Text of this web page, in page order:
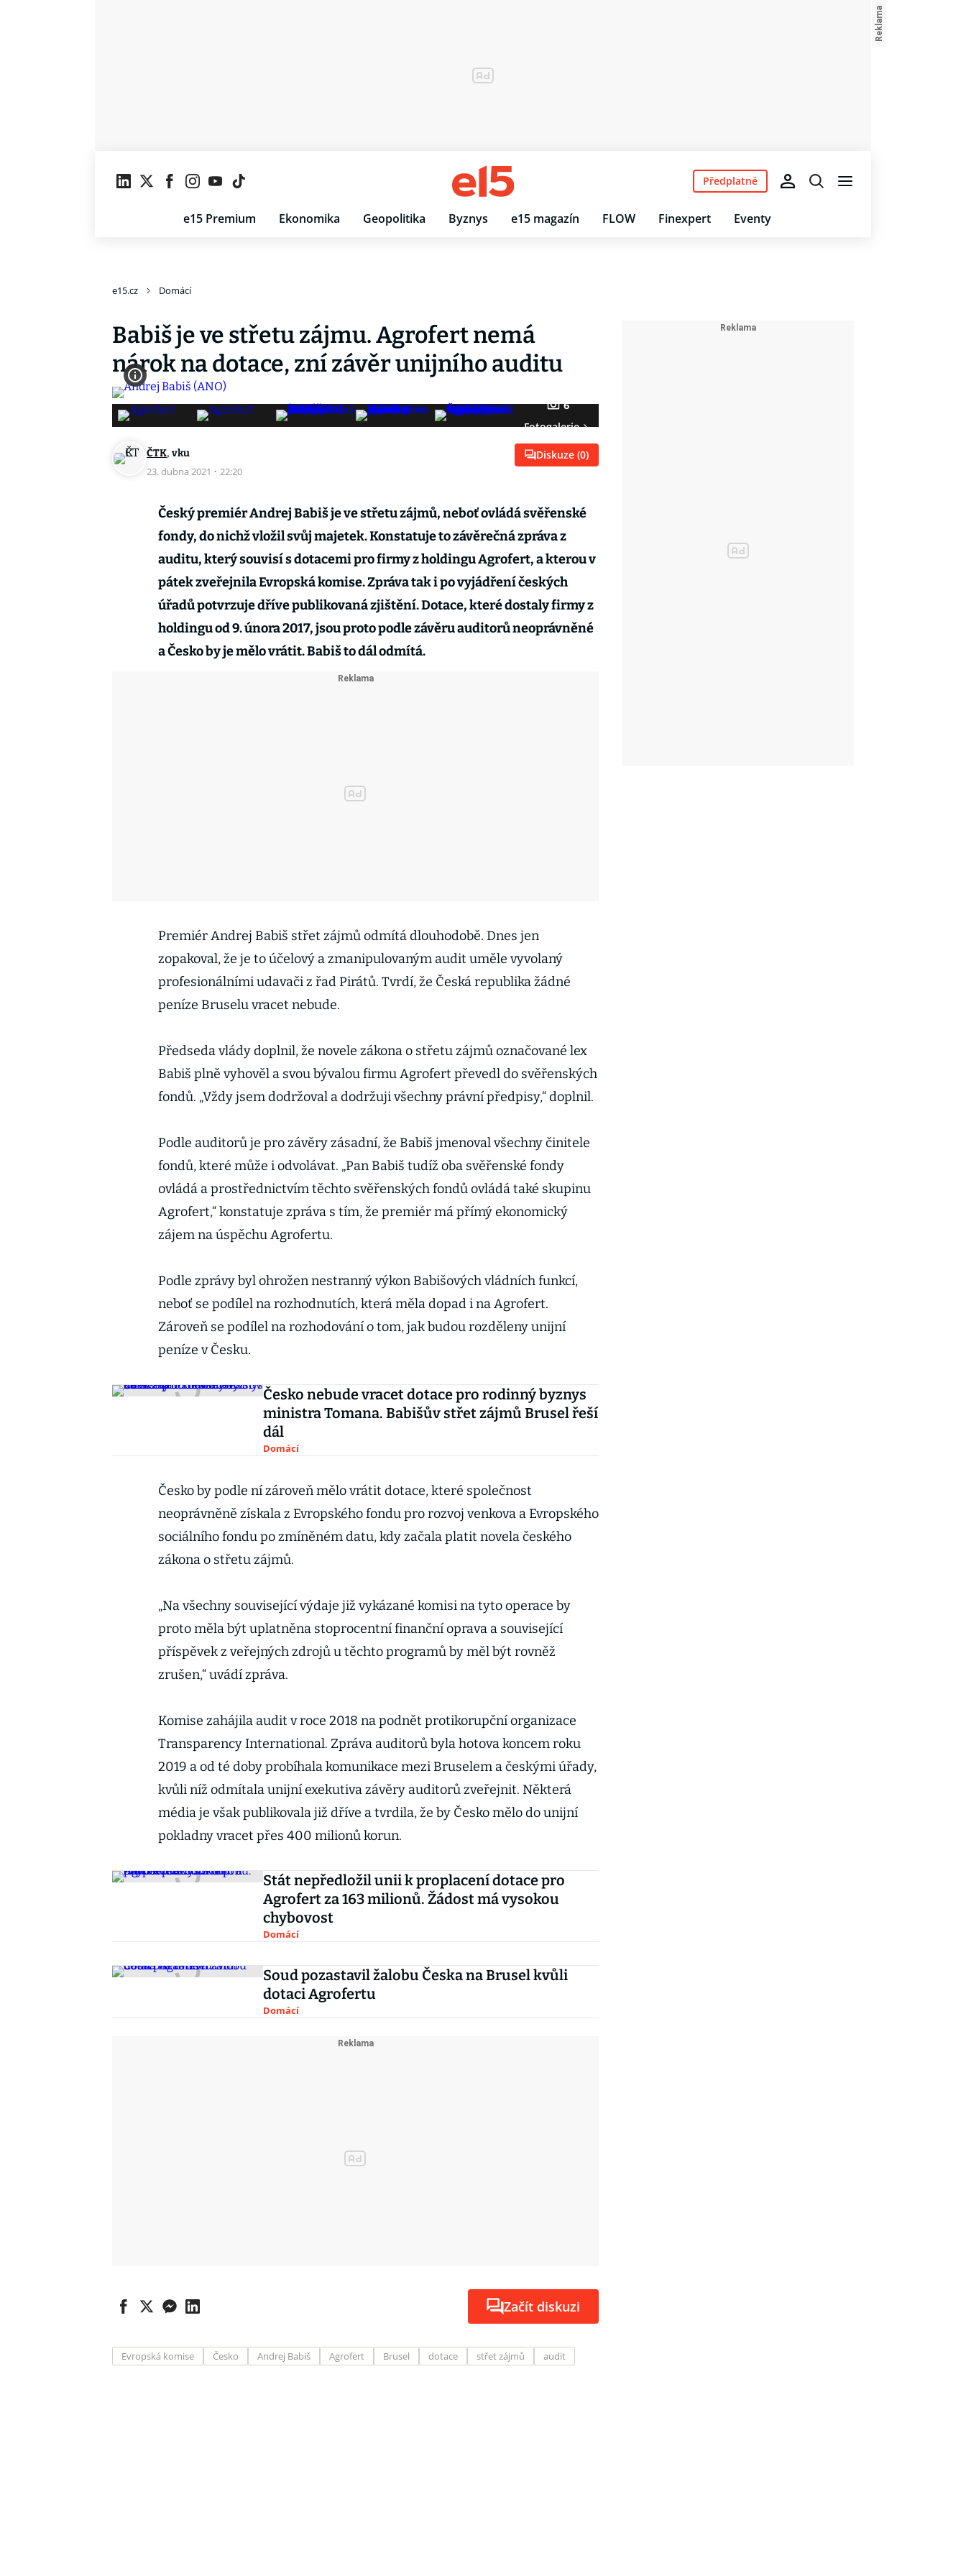
e15 Premium Ekonomika Geopolitika Byznys e15 magazín FLOW Finexpert Eventy
Předplatné
e15.cz Domácí
Babiš je ve střetu zájmu. Agrofert nemá
nárok na dotace, zní závěr unijního auditu
6
Fotogalerie
ČTK, vku
23. dubna 2021 · 22:20
Diskuze (0)
Český premiér Andrej Babiš je ve střetu zájmů, neboť ovládá svěřenské
fondy, do nichž vložil svůj majetek. Konstatuje to závěrečná zpráva z
auditu, který souvisí s dotacemi pro firmy z holdingu Agrofert, a kterou v
pátek zveřejnila Evropská komise. Zpráva tak i po vyjádření českých
úřadů potvrzuje dříve publikovaná zjištění. Dotace, které dostaly firmy z
holdingu od 9. února 2017, jsou proto podle závěru auditorů neoprávněné
a Česko by je mělo vrátit. Babiš to dál odmítá.
Premiér Andrej Babiš střet zájmů odmítá dlouhodobě. Dnes jen
zopakoval, že je to účelový a zmanipulovaným audit uměle vyvolaný
profesionálními udavači z řad Pirátů. Tvrdí, že Česká republika žádné
peníze Bruselu vracet nebude.
Předseda vlády doplnil, že novele zákona o střetu zájmů označované lex
Babiš plně vyhověl a svou bývalou firmu Agrofert převedl do svěřenských
fondů. „Vždy jsem dodržoval a dodržuji všechny právní předpisy,“ doplnil.
Podle auditorů je pro závěry zásadní, že Babiš jmenoval všechny činitele
fondů, které může i odvolávat. „Pan Babiš tudíž oba svěřenské fondy
ovládá a prostřednictvím těchto svěřenských fondů ovládá také skupinu
Agrofert,“ konstatuje zpráva s tím, že premiér má přímý ekonomický
zájem na úspěchu Agrofertu.
Podle zprávy byl ohrožen nestranný výkon Babišových vládních funkcí,
neboť se podílel na rozhodnutích, která měla dopad i na Agrofert.
Zároveň se podílel na rozhodování o tom, jak budou rozděleny unijní
peníze v Česku.
Česko nebude vracet dotace pro rodinný byznys
ministra Tomana. Babišův střet zájmů Brusel řeší
dál
Domácí
Česko by podle ní zároveň mělo vrátit dotace, které společnost
neoprávněně získala z Evropského fondu pro rozvoj venkova a Evropského
sociálního fondu po zmíněném datu, kdy začala platit novela českého
zákona o střetu zájmů.
„Na všechny související výdaje již vykázané komisi na tyto operace by
proto měla být uplatněna stoprocentní finanční oprava a související
příspěvek z veřejných zdrojů u těchto programů by měl být rovněž
zrušen,“ uvádí zpráva.
Komise zahájila audit v roce 2018 na podnět protikorupční organizace
Transparency International. Zpráva auditorů byla hotova koncem roku
2019 a od té doby probíhala komunikace mezi Bruselem a českými úřady,
kvůli níž odmítala unijní exekutiva závěry auditorů zveřejnit. Některá
média je však publikovala již dříve a tvrdila, že by Česko mělo do unijní
pokladny vracet přes 400 milionů korun.
Stát nepředložil unii k proplacení dotace pro
Agrofert za 163 milionů. Žádost má vysokou
chybovost
Domácí
Soud pozastavil žalobu Česka na Brusel kvůli
dotaci Agrofertu
Domácí
Začít diskuzi
Evropská komise Česko Andrej Babiš Agrofert Brusel dotace střet zájmů audit